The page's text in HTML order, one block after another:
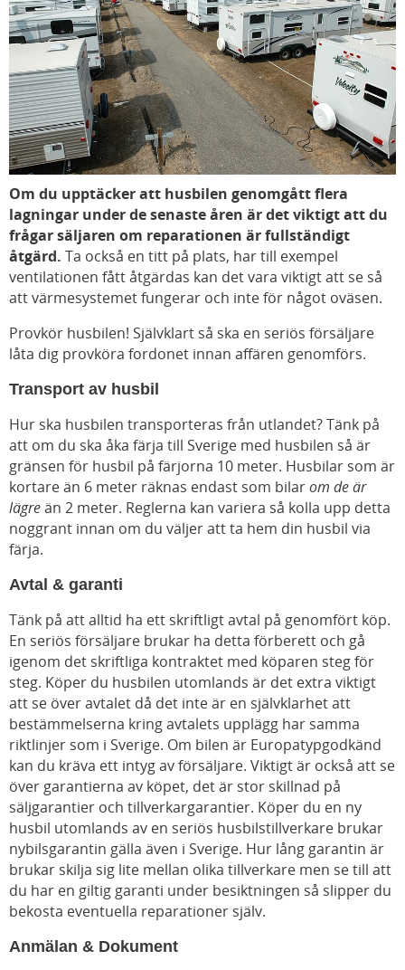
Om du upptäcker att husbilen genomgått flera
lagningar under de senaste åren är det viktigt att du
frågar säljaren om reparationen är fullständigt
åtgärd. Ta också en titt på plats, har till exempel
ventilationen fått åtgärdas kan det vara viktigt att se så
att värmesystemet fungerar och inte för något oväsen.
Provkör husbilen! Självklart så ska en seriös försäljare
låta dig provköra fordonet innan affären genomförs.
Transport av husbil
Hur ska husbilen transporteras från utlandet? Tänk på
att om du ska åka färja till Sverige med husbilen så är
gränsen för husbil på färjorna 10 meter. Husbilar som är
kortare än 6 meter räknas endast som bilarom de är
lägreän 2 meter. Reglerna kan variera så kolla upp detta
noggrant innan om du väljer att ta hem din husbil via
färja.
Avtal & garanti
Tänk på att alltid ha ett skriftligt avtal på genomfört köp.
En seriös försäljare brukar ha detta förberett och gå
igenom det skriftliga kontraktet med köparen steg för
steg. Köper du husbilen utomlands är det extra viktigt
att se över avtalet då det inte är en självklarhet att
bestämmelserna kring avtalets upplägg har samma
riktlinjer som i Sverige. Om bilen är Europatypgodkänd
kan du kräva ett intyg av försäljare. Viktigt är också att se
över garantierna av köpet, det är stor skillnad på
säljgarantier och tillverkargarantier. Köper du en ny
husbil utomlands av en seriös husbilstillverkare brukar
nybilsgarantin gälla även i Sverige. Hur lång garantin är
brukar skilja sig lite mellan olika tillverkare men se till att
du har en giltig garanti under besiktningen så slipper du
bekosta eventuella reparationer själv.
Anmälan & Dokument